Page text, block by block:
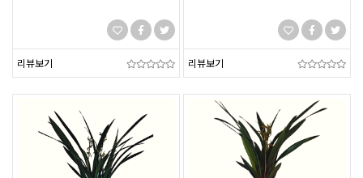
리뷰보기 리뷰보기